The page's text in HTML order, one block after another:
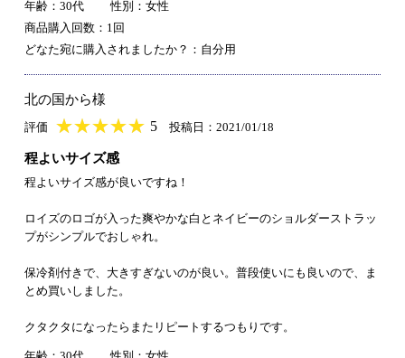
年齢：30代
性別：女性
商品購入回数：1回
どなた宛に購入されましたか？：自分用
北の国から様
評価 ★★★★★
★★★★★ 5 投稿日：2021/01/18
程よいサイズ感
程よいサイズ感が良いですね！
ロイズのロゴが入った爽やかな白とネイビーのショルダーストラッ
プがシンプルでおしゃれ。
保冷剤付きで、大きすぎないのが良い。普段使いにも良いので、ま
とめ買いしました。
クタクタになったらまたリピートするつもりです。